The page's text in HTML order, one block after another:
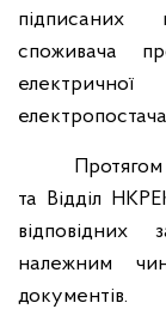
підписаних
споживача
та Відділ
відповідних
належним
документів.